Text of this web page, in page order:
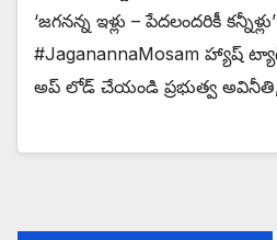
‘జగనన్న ఇళ్లు – పేదలందరికీ
#JaganannaMosam హ్యాష్
అప్ లోడ్ చేయండి ప్రభుత్వ అవినీతి,